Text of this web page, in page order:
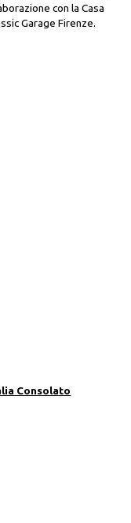
con la Casa
Garage Firenze.
Consolato